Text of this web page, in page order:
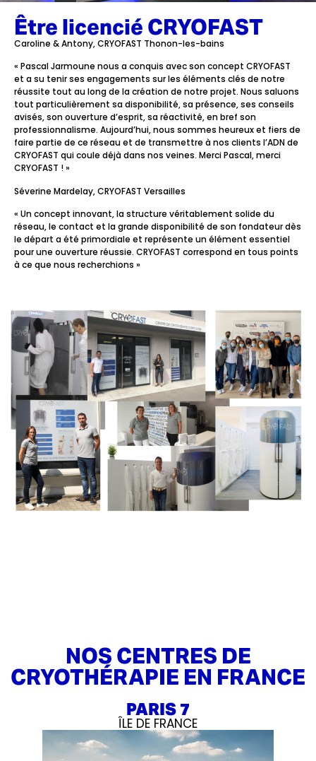
Être licencié CRYOFAST
Caroline & Antony, CRYOFAST Thonon-les-bains
« Pascal Jarmoune nous a conquis avec son concept CRYOFAST
et a su tenir ses engagements sur les éléments clés de notre
réussite tout au long de la création de notre projet. Nous saluons
tout particulièrement sa disponibilité, sa présence, ses conseils
avisés, son ouverture d’esprit, sa réactivité, en bref son
professionnalisme. Aujourd’hui, nous sommes heureux et fiers de
faire partie de ce réseau et de transmettre à nos clients l’ADN de
CRYOFAST qui coule déjà dans nos veines. Merci Pascal, merci
CRYOFAST ! »
Séverine Mardelay, CRYOFAST Versailles
« Un concept innovant, la structure véritablement solide du
réseau, le contact et la grande disponibilité de son fondateur dès
le départ a été primordiale et représente un élément essentiel
pour une ouverture réussie. CRYOFAST correspond en tous points
à ce que nous recherchions »
NOS CENTRES DE
CRYOTHÉRAPIE EN FRANCE
PARIS 7
ÎLE DE FRANCE